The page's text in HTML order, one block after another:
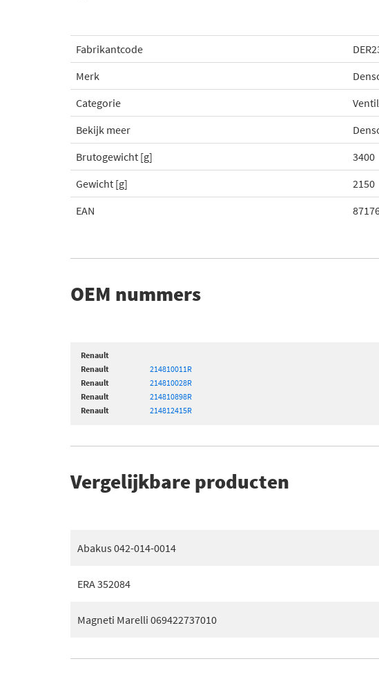
Fabrikantcode
Merk
Categorie
Bekijk meer
Brutogewicht [g]
3400
Gewicht [g]
2150
EAN
OEM nummers
Renault
Renault
214810011R
Renault
214810028R
Renault
214810898R
Renault
214812415R
Vergelijkbare producten
Abakus 042-014-0014
ERA 352084
Magneti Marelli 069422737010